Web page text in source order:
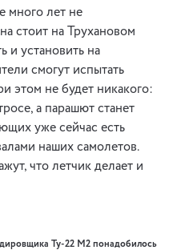
много лет не
стоит на Трухановом
и установить на
смогут испытать
этом не будет никакого:
а парашют станет
уже сейчас есть
наших самолетов.
что летчик делает и
Ту-22 М2 понадобилось